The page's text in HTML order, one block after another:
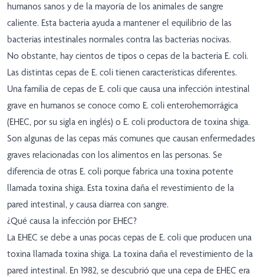
humanos sanos y de la mayoría de los animales de sangre
caliente. Esta bacteria ayuda a mantener el equilibrio de las
bacterias intestinales normales contra las bacterias nocivas.
No obstante, hay cientos de tipos o cepas de la bacteria E. coli.
Las distintas cepas de E. coli tienen características diferentes.
Una familia de cepas de E. coli que causa una infección intestinal
grave en humanos se conoce como E. coli enterohemorrágica
(EHEC, por su sigla en inglés) o E. coli productora de toxina shiga.
Son algunas de las cepas más comunes que causan enfermedades
graves relacionadas con los alimentos en las personas. Se
diferencia de otras E. coli porque fabrica una toxina potente
llamada toxina shiga. Esta toxina daña el revestimiento de la
pared intestinal, y causa diarrea con sangre.
¿Qué causa la infección por EHEC?
La EHEC se debe a unas pocas cepas de E. coli que producen una
toxina llamada toxina shiga. La toxina daña el revestimiento de la
pared intestinal. En 1982, se descubrió que una cepa de EHEC era